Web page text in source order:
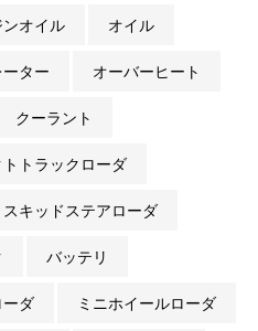
ンオイル オイル
ター オーバーヒート
クーラント
トトラックローダ
スキッドステアローダ
バッテリ
ーダ ミニホイールローダ